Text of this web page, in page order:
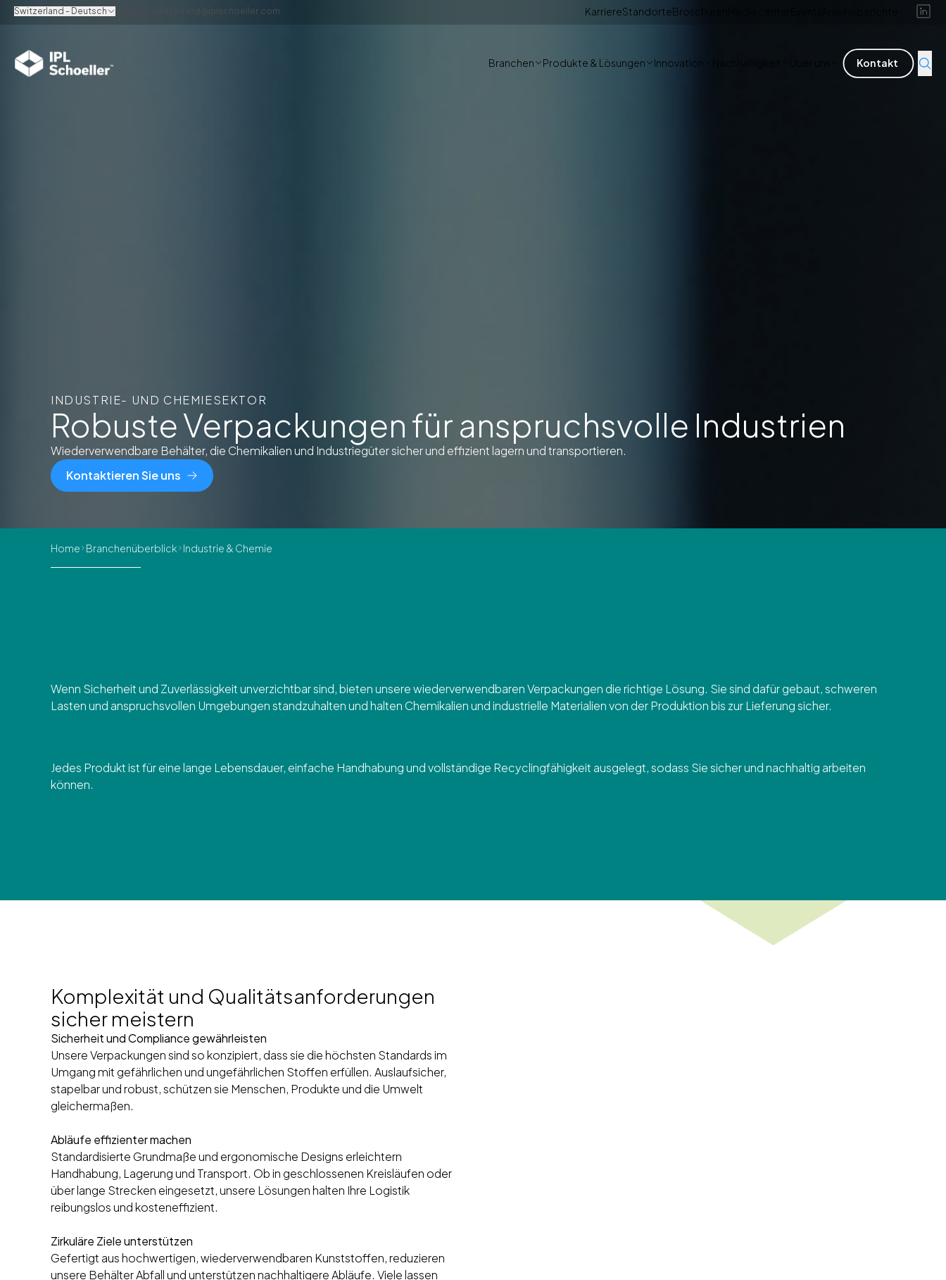
Switzerland - Deutsch info.switzerland@iplschoeller.com KarriereStandorteBroschüren
Branchen Produkte & Lösungen Innovation Kontakt
INDUSTRIE- UND CHEMIESEKTOR
Robuste Verpackungen für anspruchsvolle Industrien
Wiederverwendbare Behälter, die Chemikalien und Industriegüter sicher und effizient lagern und transportieren.
Kontaktieren Sie uns
Home Branchenüberblick Industrie & Chemie
Wenn Sicherheit und Zuverlässigkeit unverzichtbar sind, bieten unsere wiederverwendbaren Verpackungen die richtige Lösung. Sie sind dafür gebaut, schweren
Lasten und anspruchsvollen Umgebungen standzuhalten und halten Chemikalien und industrielle Materialien von der Produktion bis zur Lieferung sicher.
Jedes Produkt ist für eine lange Lebensdauer, einfache Handhabung und vollständige Recyclingfähigkeit ausgelegt, sodass Sie sicher und nachhaltig arbeiten
können.
Komplexität und Qualitätsanforderungen
sicher meistern
Sicherheit und Compliance gewährleisten
Unsere Verpackungen sind so konzipiert, dass sie die höchsten Standards im
Umgang mit gefährlichen und ungefährlichen Stoffen erfüllen. Auslaufsicher,
stapelbar und robust, schützen sie Menschen, Produkte und die Umwelt
gleichermaßen.
Abläufe effizienter machen
Standardisierte Grundmaße und ergonomische Designs erleichtern
Handhabung, Lagerung und Transport. Ob in geschlossenen Kreisläufen oder
über lange Strecken eingesetzt, unsere Lösungen halten Ihre Logistik
reibungslos und kosteneffizient.
Zirkuläre Ziele unterstützen
Gefertigt aus hochwertigen, wiederverwendbaren Kunststoffen, reduzieren
unsere Behälter Abfall und unterstützen nachhaltigere Abläufe. Viele lassen